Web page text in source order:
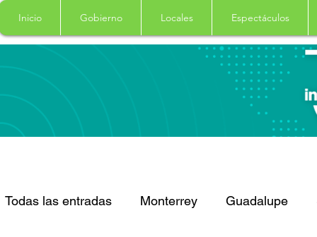
Inicio Gobierno Locales Espectáculos
Todas las entradas Monterrey Guadalupe